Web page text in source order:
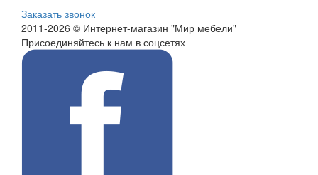
Заказать звонок
2011-2026 © Интернет-магазин "Мир мебели"
Присоединяйтесь к нам в соцсетях